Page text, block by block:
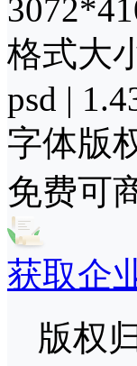
格式大
psd |
字体版
免费可
获取企
版权